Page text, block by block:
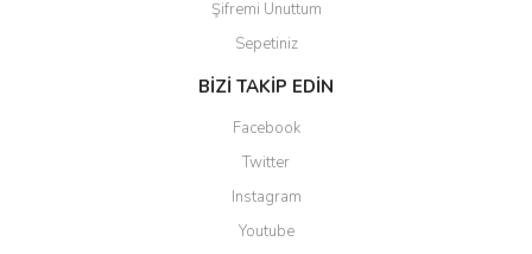
Şifremi Unuttum
Sepetiniz
BİZİ TAKİP EDİN
Facebook
Twitter
Instagram
Youtube